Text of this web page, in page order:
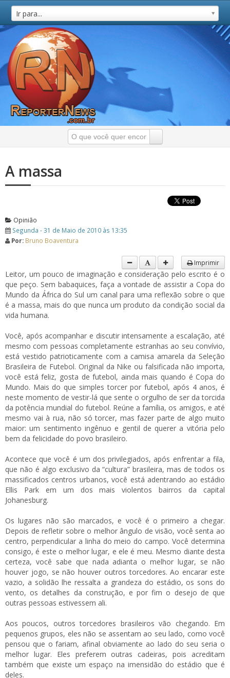
Ir para...
A massa
Opinião
Segunda - 31 de Maio de 2010 às 13:35
Por: Bruno Boaventura
Imprimir
Leitor, um pouco de imaginação e consideração pelo escrito é o
que peço. Sem babaquices, faça a vontade de assistir a Copa do
Mundo da África do Sul um canal para uma reflexão sobre o que
é a massa, mais do que nunca um produto da condição social da
vida humana.
Você, após acompanhar e discutir intensamente a escalação, até
mesmo com pessoas completamente estranhas ao seu convívio,
está vestido patrioticamente com a camisa amarela da Seleção
Brasileira de Futebol. Original da Nike ou falsificada não importa,
você está feliz, gosta de futebol, ainda mais quando é Copa do
Mundo. Mais do que simples torcer por futebol, após 4 anos, é
neste momento de vestir-lá que sente o orgulho de ser da torcida
da potência mundial do futebol. Reúne a família, os amigos, e até
mesmo vai à rua, não só torcer, mas fazer parte de algo muito
maior: um sentimento ingênuo e gentil de querer a vitória pelo
bem da felicidade do povo brasileiro.
Acontece que você é um dos privilegiados, após enfrentar a fila,
que não é algo exclusivo da “cultura” brasileira, mas de todos os
massificados centros urbanos, você está adentrando ao estádio
Ellis Park em um dos mais violentos bairros da capital
Johanesburg.
Os lugares não são marcados, e você é o primeiro a chegar.
Depois de refletir sobre o melhor ângulo de visão, você senta ao
centro, perpendicular a linha do meio do campo. Você determina
consigo, é este o melhor lugar, e ele é meu. Mesmo diante desta
certeza, você sabe que nada adianta o melhor lugar, se não
houver jogo, se não houver outros torcedores. Ao encarar este
vazio, a solidão lhe ressalta a grandeza do estádio, os sons do
vento, os detalhes da construção, e por fim o desejo de que
outras pessoas estivessem ali.
Aos poucos, outros torcedores brasileiros vão chegando. Em
pequenos grupos, eles não se assentam ao seu lado, como você
pensou que o fariam, afinal obviamente ao lado do seu seria o
melhor lugar. Eles preferem outras cadeiras, pois acreditam
também que existe um espaço na imensidão do estádio que é
deles.